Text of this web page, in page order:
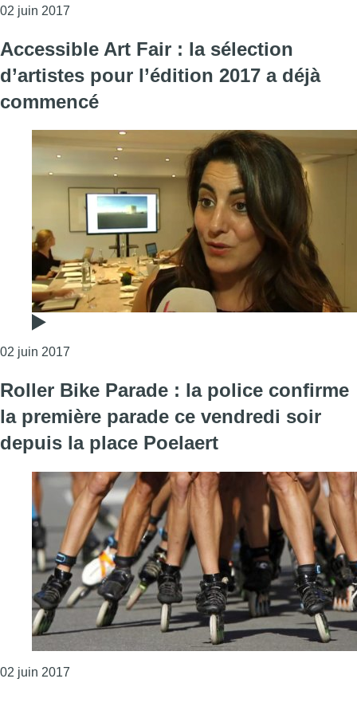
02 juin 2017
Accessible Art Fair : la sélection
d’artistes pour l’édition 2017 a déjà
commencé
02 juin 2017
Roller Bike Parade : la police confirme
la première parade ce vendredi soir
depuis la place Poelaert
02 juin 2017